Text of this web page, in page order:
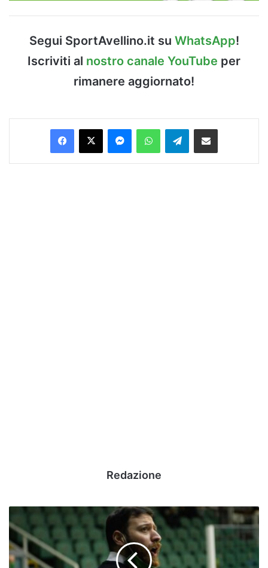
Segui SportAvellino.it su WhatsApp!
Iscriviti al nostro canale YouTube per
rimanere aggiornato!
Facebook
X MessengerWhatsAppTelegramCondividi via Email
Redazione
Scandone,
Robustelli:
Reggio
Calabria